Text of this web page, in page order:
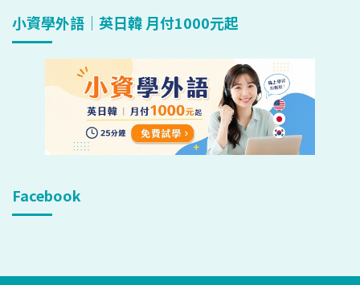
小資學外語｜英日韓 月付1000元起
Facebook